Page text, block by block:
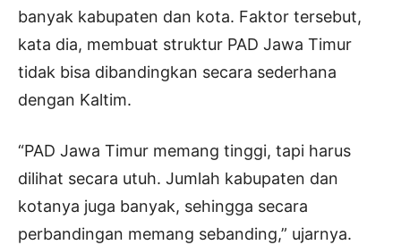
banyak kabupaten dan kota. Faktor tersebut,
kata dia, membuat struktur PAD Jawa Timur
tidak bisa dibandingkan secara sederhana
dengan Kaltim.
“PAD Jawa Timur memang tinggi, tapi harus
dilihat secara utuh. Jumlah kabupaten dan
kotanya juga banyak, sehingga secara
perbandingan memang sebanding,” ujarnya.